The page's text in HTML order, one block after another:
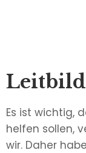
Es ist wichtig,
helfen sollen,
wir. Daher